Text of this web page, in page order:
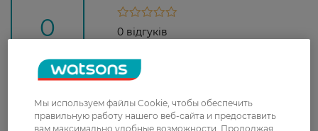
0
З 0 відгуків
0 відгуків
Доставка
Мы используем файлы Cookie, чтобы обеспечить
правильную работу нашего веб-сайта и предоставить
вам максимально удобные возможности. Продолжая